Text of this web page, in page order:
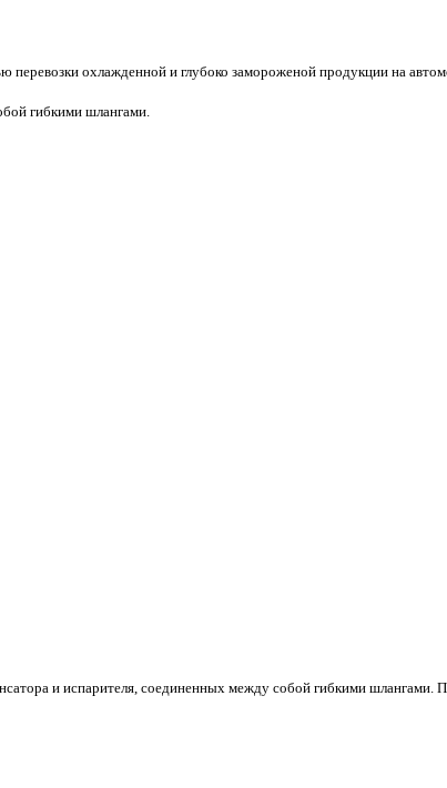
охлажденной и глубоко замороженой продукции на
гибкими шлангами.
и испарителя, соединенных между собой гибкими шлангами.